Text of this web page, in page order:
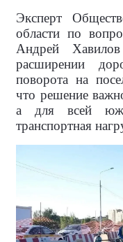
Эксперт
области по
Андрей
расширении
поворота на
что решение
а для всей
транспортная